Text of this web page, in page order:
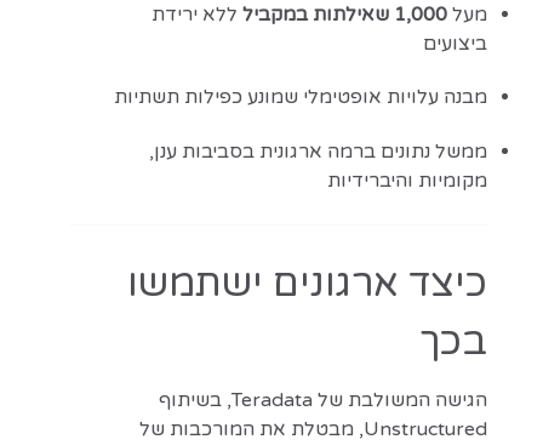
מעל 1,000 שאילתות במקביל
ללא ירידת
ביצועים
מבנה עלויות אופטימלי שמונע כפילות תשתיות
ממשל נתונים ברמה ארגונית בסביבות ענן,
מקומיות והיברידיות
כיצד ארגונים ישתמשו
בכך
הגישה המשולבת של Teradata, בשיתוף
Unstructured, מבטלת את המורכבות של